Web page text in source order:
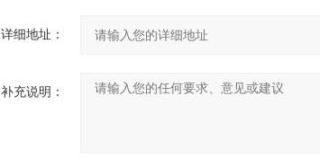
详细地址：
补充说明：